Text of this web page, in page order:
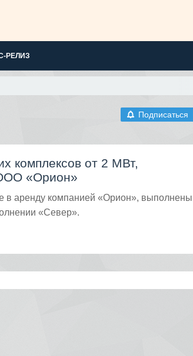
РЕЛИЗ
Подписаться
комплексов от 2 МВт,
«Орион»
в аренду компанией «Орион», выполнены
«Север».